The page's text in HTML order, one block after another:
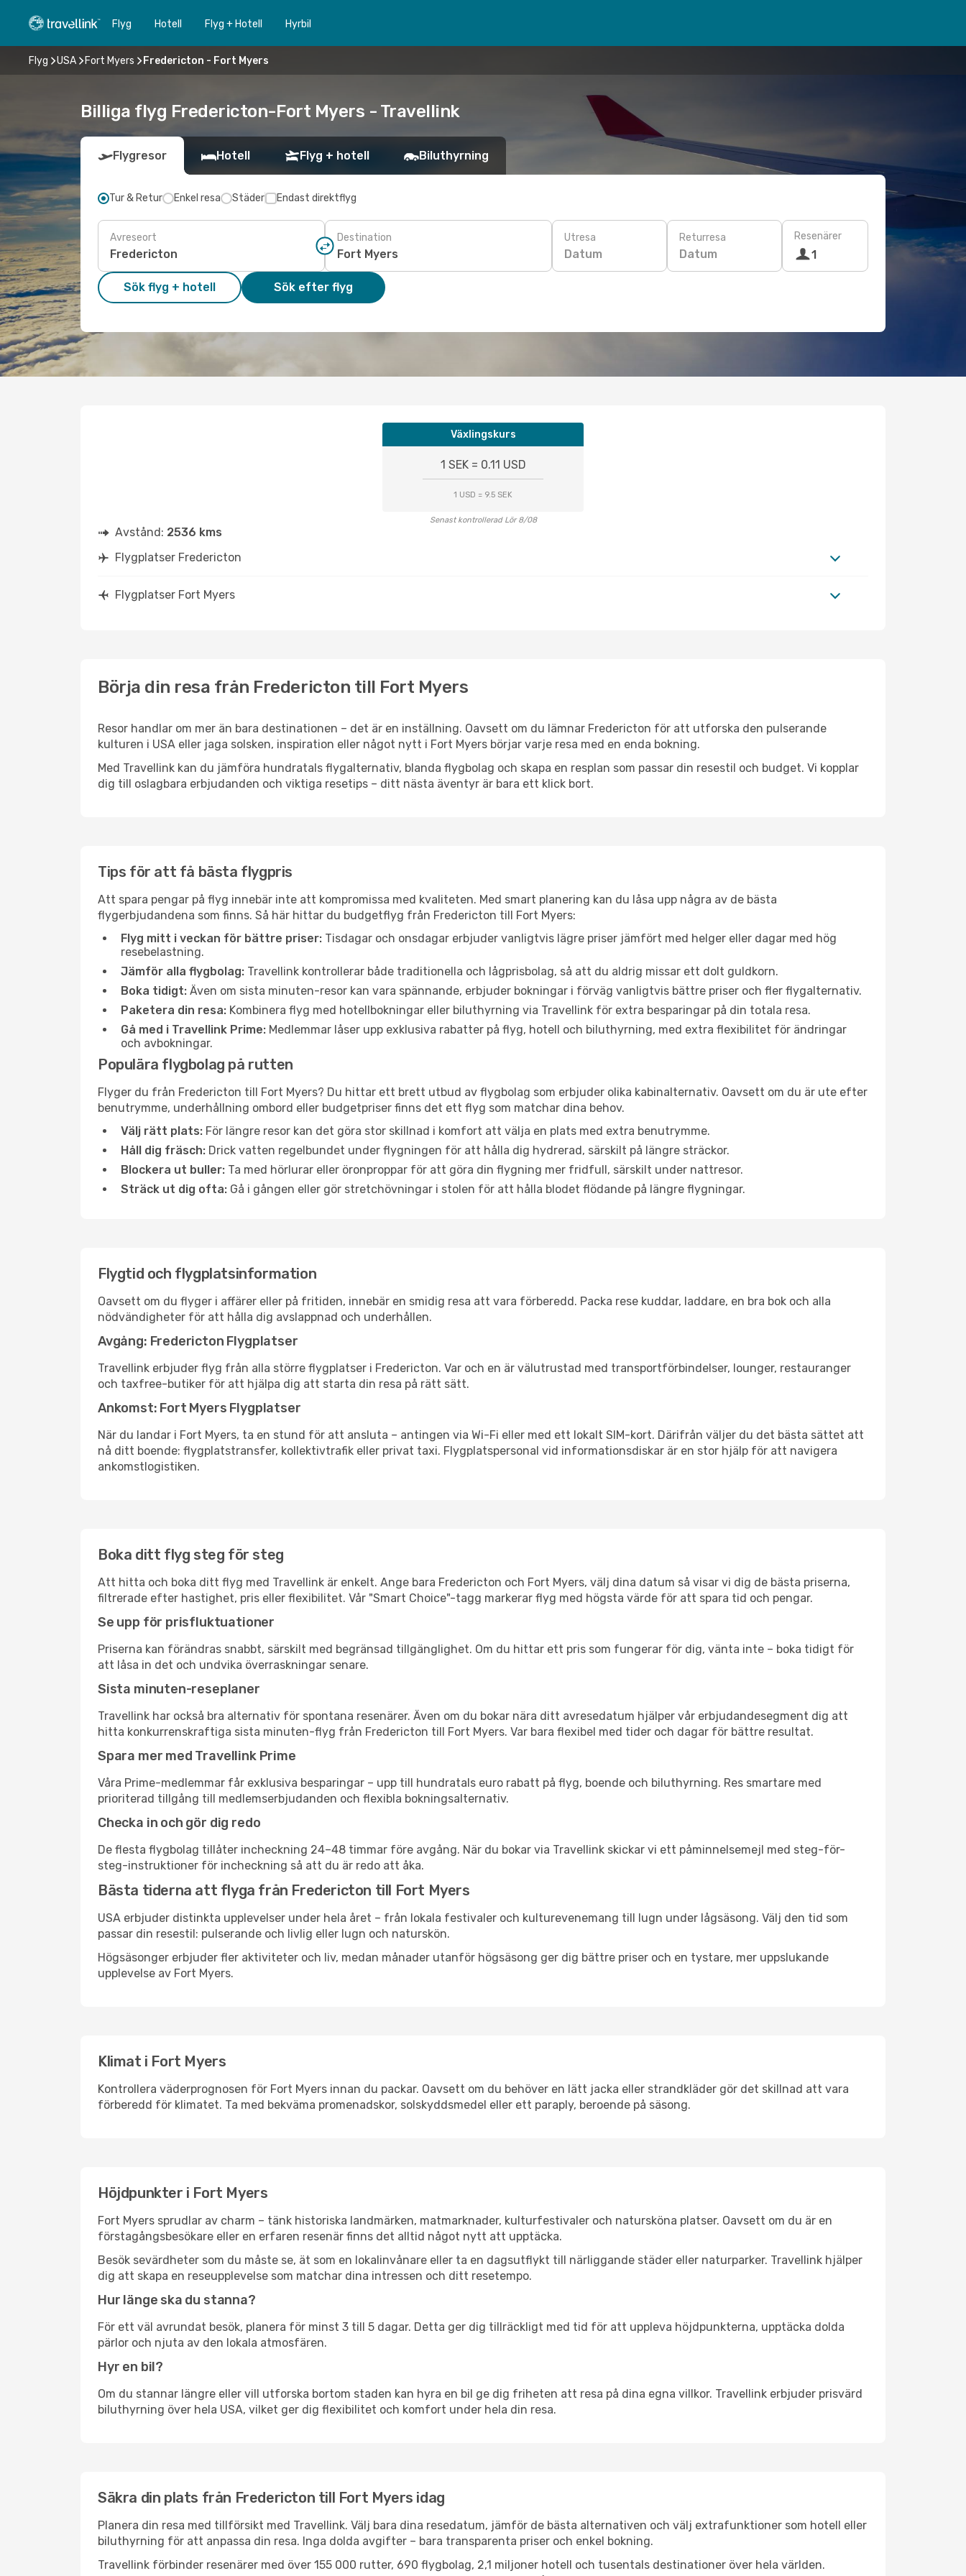
Flyg Hotell Flyg + Hotell Hyrbil
Flyg USA Fort Myers Fredericton - Fort Myers
Billiga flyg Fredericton-Fort Myers - Travellink
Flygresor Hotell Flyg + hotell Biluthyrning
Tur & Retur Enkel resa Städer Endast direktflyg
Avreseort Destination Utresa
Datum
Returresa
Datum
Resenärer
1
Sök flyg + hotell Sök efter flyg
Växlingskurs
1 SEK = 0.11 USD
1 USD = 9.5 SEK
Senast kontrollerad Lör 8/08
Avstånd: 2536 kms
Flygplatser Fredericton
Flygplatser Fort Myers
Börja din resa från Fredericton till Fort Myers
Resor handlar om mer än bara destinationen – det är en inställning. Oavsett om du lämnar Fredericton för att utforska den pulserande
kulturen i USA eller jaga solsken, inspiration eller något nytt i Fort Myers börjar varje resa med en enda bokning.
Med Travellink kan du jämföra hundratals flygalternativ, blanda flygbolag och skapa en resplan som passar din resestil och budget. Vi kopplar
dig till oslagbara erbjudanden och viktiga resetips – ditt nästa äventyr är bara ett klick bort.
Tips för att få bästa flygpris
Att spara pengar på flyg innebär inte att kompromissa med kvaliteten. Med smart planering kan du låsa upp några av de bästa
flygerbjudandena som finns. Så här hittar du budgetflyg från Fredericton till Fort Myers:
Flyg mitt i veckan för bättre priser: Tisdagar och onsdagar erbjuder vanligtvis lägre priser jämfört med helger eller dagar med hög
resebelastning.
Jämför alla flygbolag: Travellink kontrollerar både traditionella och lågprisbolag, så att du aldrig missar ett dolt guldkorn.
Boka tidigt: Även om sista minuten-resor kan vara spännande, erbjuder bokningar i förväg vanligtvis bättre priser och fler flygalternativ.
Paketera din resa: Kombinera flyg med hotellbokningar eller biluthyrning via Travellink för extra besparingar på din totala resa.
Gå med i Travellink Prime: Medlemmar låser upp exklusiva rabatter på flyg, hotell och biluthyrning, med extra flexibilitet för ändringar
och avbokningar.
Populära flygbolag på rutten
Flyger du från Fredericton till Fort Myers? Du hittar ett brett utbud av flygbolag som erbjuder olika kabinalternativ. Oavsett om du är ute efter
benutrymme, underhållning ombord eller budgetpriser finns det ett flyg som matchar dina behov.
Välj rätt plats: För längre resor kan det göra stor skillnad i komfort att välja en plats med extra benutrymme.
Håll dig fräsch: Drick vatten regelbundet under flygningen för att hålla dig hydrerad, särskilt på längre sträckor.
Blockera ut buller: Ta med hörlurar eller öronproppar för att göra din flygning mer fridfull, särskilt under nattresor.
Sträck ut dig ofta: Gå i gången eller gör stretchövningar i stolen för att hålla blodet flödande på längre flygningar.
Flygtid och flygplatsinformation
Oavsett om du flyger i affärer eller på fritiden, innebär en smidig resa att vara förberedd. Packa rese kuddar, laddare, en bra bok och alla
nödvändigheter för att hålla dig avslappnad och underhållen.
Avgång: Fredericton Flygplatser
Travellink erbjuder flyg från alla större flygplatser i Fredericton. Var och en är välutrustad med transportförbindelser, lounger, restauranger
och taxfree-butiker för att hjälpa dig att starta din resa på rätt sätt.
Ankomst: Fort Myers Flygplatser
När du landar i Fort Myers, ta en stund för att ansluta – antingen via Wi-Fi eller med ett lokalt SIM-kort. Därifrån väljer du det bästa sättet att
nå ditt boende: flygplatstransfer, kollektivtrafik eller privat taxi. Flygplatspersonal vid informationsdiskar är en stor hjälp för att navigera
ankomstlogistiken.
Boka ditt flyg steg för steg
Att hitta och boka ditt flyg med Travellink är enkelt. Ange bara Fredericton och Fort Myers, välj dina datum så visar vi dig de bästa priserna,
filtrerade efter hastighet, pris eller flexibilitet. Vår "Smart Choice"-tagg markerar flyg med högsta värde för att spara tid och pengar.
Se upp för prisfluktuationer
Priserna kan förändras snabbt, särskilt med begränsad tillgänglighet. Om du hittar ett pris som fungerar för dig, vänta inte – boka tidigt för
att låsa in det och undvika överraskningar senare.
Sista minuten-reseplaner
Travellink har också bra alternativ för spontana resenärer. Även om du bokar nära ditt avresedatum hjälper vår erbjudandesegment dig att
hitta konkurrenskraftiga sista minuten-flyg från Fredericton till Fort Myers. Var bara flexibel med tider och dagar för bättre resultat.
Spara mer med Travellink Prime
Våra Prime-medlemmar får exklusiva besparingar – upp till hundratals euro rabatt på flyg, boende och biluthyrning. Res smartare med
prioriterad tillgång till medlemserbjudanden och flexibla bokningsalternativ.
Checka in och gör dig redo
De flesta flygbolag tillåter incheckning 24–48 timmar före avgång. När du bokar via Travellink skickar vi ett påminnelsemejl med steg-för-
steg-instruktioner för incheckning så att du är redo att åka.
Bästa tiderna att flyga från Fredericton till Fort Myers
USA erbjuder distinkta upplevelser under hela året – från lokala festivaler och kulturevenemang till lugn under lågsäsong. Välj den tid som
passar din resestil: pulserande och livlig eller lugn och naturskön.
Högsäsonger erbjuder fler aktiviteter och liv, medan månader utanför högsäsong ger dig bättre priser och en tystare, mer uppslukande
upplevelse av Fort Myers.
Klimat i Fort Myers
Kontrollera väderprognosen för Fort Myers innan du packar. Oavsett om du behöver en lätt jacka eller strandkläder gör det skillnad att vara
förberedd för klimatet. Ta med bekväma promenadskor, solskyddsmedel eller ett paraply, beroende på säsong.
Höjdpunkter i Fort Myers
Fort Myers sprudlar av charm – tänk historiska landmärken, matmarknader, kulturfestivaler och natursköna platser. Oavsett om du är en
förstagångsbesökare eller en erfaren resenär finns det alltid något nytt att upptäcka.
Besök sevärdheter som du måste se, ät som en lokalinvånare eller ta en dagsutflykt till närliggande städer eller naturparker. Travellink hjälper
dig att skapa en reseupplevelse som matchar dina intressen och ditt resetempo.
Hur länge ska du stanna?
För ett väl avrundat besök, planera för minst 3 till 5 dagar. Detta ger dig tillräckligt med tid för att uppleva höjdpunkterna, upptäcka dolda
pärlor och njuta av den lokala atmosfären.
Hyr en bil?
Om du stannar längre eller vill utforska bortom staden kan hyra en bil ge dig friheten att resa på dina egna villkor. Travellink erbjuder prisvärd
biluthyrning över hela USA, vilket ger dig flexibilitet och komfort under hela din resa.
Säkra din plats från Fredericton till Fort Myers idag
Planera din resa med tillförsikt med Travellink. Välj bara dina resedatum, jämför de bästa alternativen och välj extrafunktioner som hotell eller
biluthyrning för att anpassa din resa. Inga dolda avgifter – bara transparenta priser och enkel bokning.
Travellink förbinder resenärer med över 155 000 rutter, 690 flygbolag, 2,1 miljoner hotell och tusentals destinationer över hela världen.